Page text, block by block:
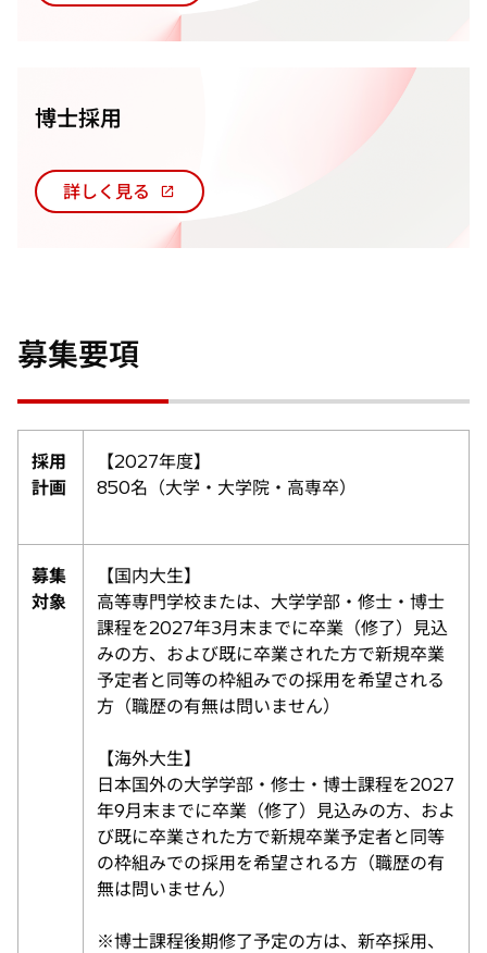
で
く
博士採用
詳しく見る
新
開
募集要項
採用
計画
【2027年度】
850名（大学・大学院・高専卒）
募集
対象
【国内大生】
高等専門学校または、大学学部・修士・博士
課程を2027年3月末までに卒業（修了）見込
みの方、および既に卒業された方で新規卒業
予定者と同等の枠組みでの採用を希望される
方（職歴の有無は問いません）
【海外大生】
日本国外の大学学部・修士・博士課程を2027
年9月末までに卒業（修了）見込みの方、およ
び既に卒業された方で新規卒業予定者と同等
の枠組みでの採用を希望される方（職歴の有
無は問いません）
※博士課程後期修了予定の方は、新卒採用、